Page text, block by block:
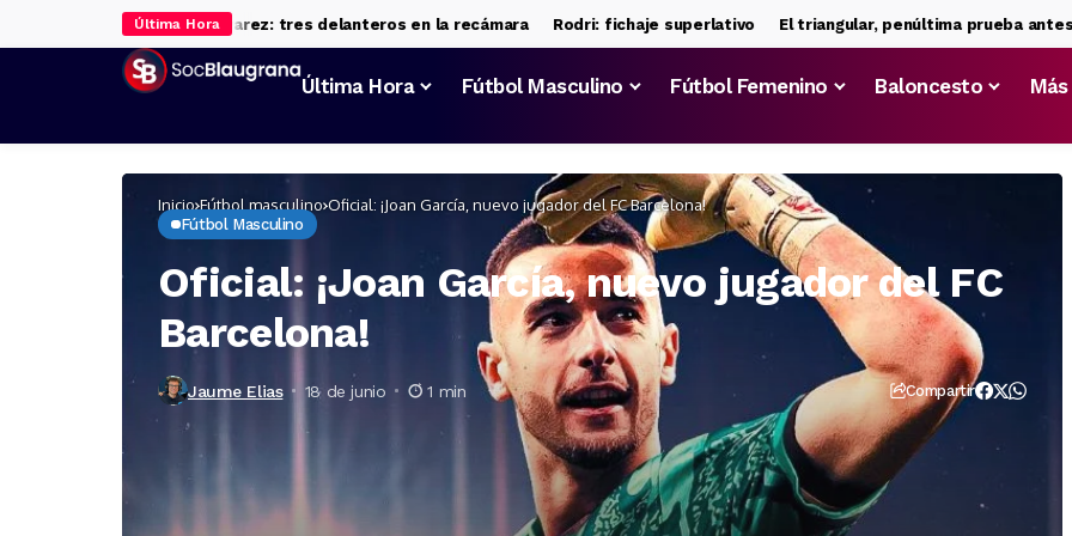
Última Hora
el plan B a Julián Álvarez: tres delanteros en la recámara Rodri: fichaje superlativo El triangular, penúltima prueba antes del
Última Hora Fútbol Masculino Fútbol Femenino Baloncesto Más
Inicio Fútbol masculino Oficial: ¡Joan García, nuevo jugador del FC Barcelona!
Fútbol Masculino
Oficial: ¡Joan García, nuevo jugador del FC
Barcelona!
Jaume Elias 18 de junio 1 min Compartir